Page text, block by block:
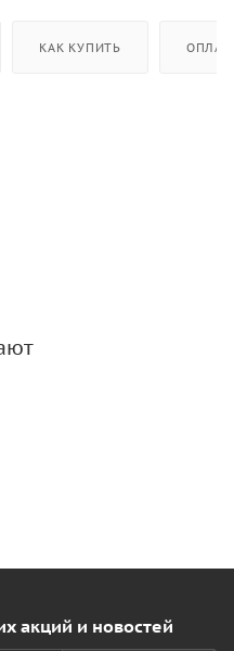
КАК КУПИТЬ
акций и новостей